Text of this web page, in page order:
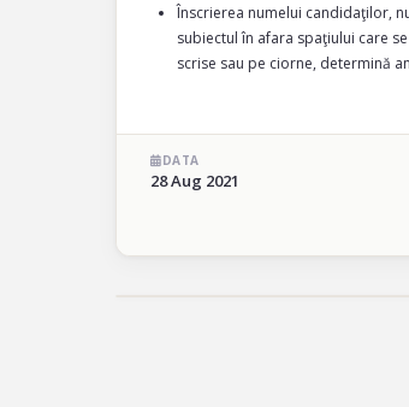
Înscrierea numelui candidaţilor,
subiectul în afara spaţiului care
scrise sau pe ciorne, determină
DATA
28 Aug 2021